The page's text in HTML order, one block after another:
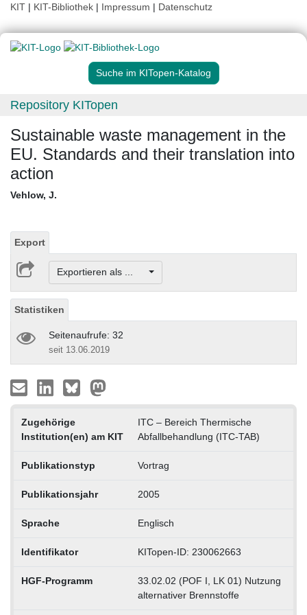
KIT | KIT-Bibliothek | Impressum | Datenschutz
Suche im KITopen-Katalog
Repository KITopen
Sustainable waste management in the
EU. Standards and their translation into
action
Vehlow, J.
Export
Exportieren als ...
Statistiken
Seitenaufrufe: 32
seit 13.06.2019
Zugehörige
Institution(en) am KIT
ITC – Bereich Thermische
Abfallbehandlung (ITC-TAB)
Publikationstyp Vortrag
Publikationsjahr 2005
Sprache Englisch
Identifikator KITopen-ID: 230062663
HGF-Programm
33.02.02 (POF I, LK 01) Nutzung
alternativer Brennstoffe